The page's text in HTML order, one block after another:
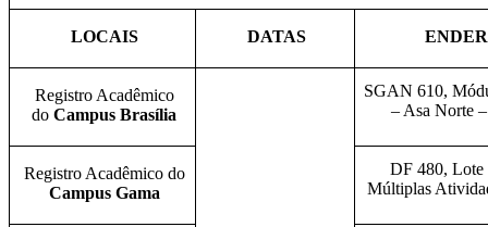
LOCAIS DATAS
Registro Acadêmico
doCampus Brasília
SGAN 610,
– Asa Norte
Registro Acadêmico do
Campus Gama
DF 480, Lote
Múltiplas